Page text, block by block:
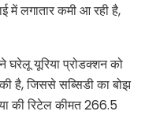
में लगातार कमी आ रही है,
घरेलू यूरिया प्रोडक्शन को
है, जिससे सब्सिडी का बोझ
की रिटेल कीमत 266.5